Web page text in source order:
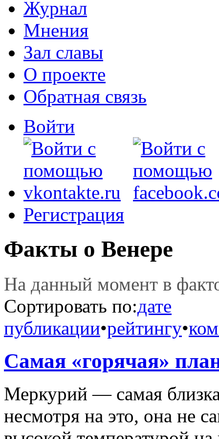
Журнал
Мнения
Зал славы
О проекте
Обратная связь
Войти
Регистрация
Факты о Венере
На данный момент в
Сортировать по:дате
публикации•рейтингу•
Самая «горячая»
Меркурий — самая
несмотря на это, она не